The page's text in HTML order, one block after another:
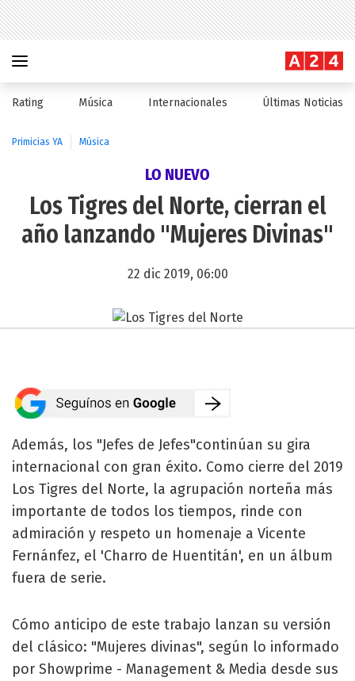
Rating Música Internacionales Últimas Noticias
Primicias YA Música
LO NUEVO
Los Tigres del Norte, cierran el
año lanzando "Mujeres Divinas"
22 dic 2019, 06:00
Además, los "Jefes de Jefes"continúan su gira
internacional con gran éxito. Como cierre del 2019
Los Tigres del Norte, la agrupación norteña más
importante de todos los tiempos, rinde con
admiración y respeto un homenaje a Vicente
Fernánfez, el 'Charro de Huentitán', en un álbum
fuera de serie.
Cómo anticipo de este trabajo lanzan su versión
del clásico: "Mujeres divinas", según lo informado
por Showprime - Management & Media desde sus